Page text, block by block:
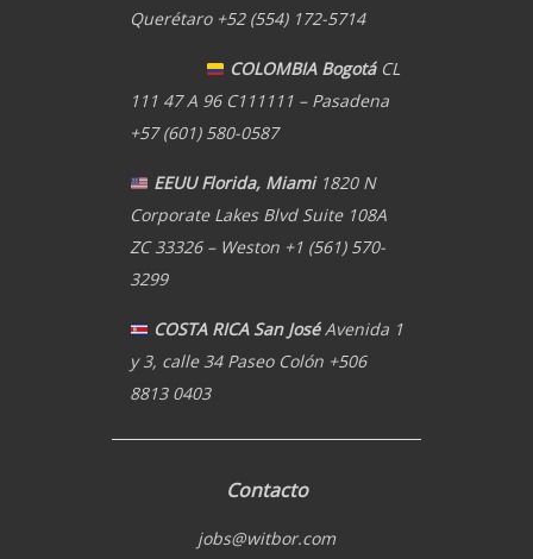
Querétaro +52 (554) 172-5714
COLOMBIA BogotáCL
111 47 A 96 C111111 – Pasadena
+57 (601) 580-0587
EEUU Florida, Miami1820 N
Corporate Lakes Blvd Suite 108A
ZC 33326 – Weston +1 (561) 570-
3299
COSTA RICA San JoséAvenida 1
y 3, calle 34 Paseo Colón +506
8813 0403
Contacto
jobs@witbor.com